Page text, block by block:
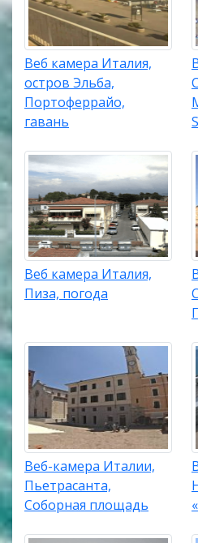
Веб камера Италия,
остров Эльба,
Портоферрайо,
гавань
Веб камера Италия,
Пиза, погода
Веб-камера Италии,
Пьетрасанта,
Соборная площадь